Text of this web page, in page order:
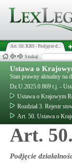
Art. 50. KRS - Podjęcie d...
Szukaj:
Ustawa o
Stan prawny aktualny na
Dz.U.2025.0.869 t.j. -
Ustawa o Krajowym
Rozdział 3. Rejestr
Art. 50. Ustawa o
Art.
Podjęcie